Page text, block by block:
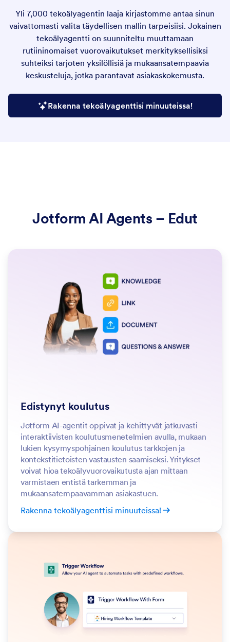
Yli 7,000 tekoälyagentin laaja kirjastomme antaa sinun
vaivattomasti valita täydellisen mallin tarpeisiisi. Jokainen
tekoälyagentti on suunniteltu muuttamaan
rutiininomaiset vuorovaikutukset merkityksellisiksi
suhteiksi tarjoten yksilöllisiä ja mukaansatempaavia
keskusteluja, jotka parantavat asiakaskokemusta.
Rakenna tekoälyagenttisi minuuteissa!
Jotform AI Agents – Edut
Edistynyt koulutus
Jotform AI-agentit oppivat ja kehittyvät jatkuvasti
interaktiivisten koulutusmenetelmien avulla, mukaan
lukien kysymyspohjainen koulutus tarkkojen ja
kontekstitietoisten vastausten saamiseksi. Yritykset
voivat hioa tekoälyvuorovaikutusta ajan mittaan
varmistaen entistä tarkemman ja
mukaansatempaavamman asiakastuen.
Rakenna tekoälyagenttisi minuuteissa!